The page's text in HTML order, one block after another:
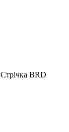
Стрічка BRD